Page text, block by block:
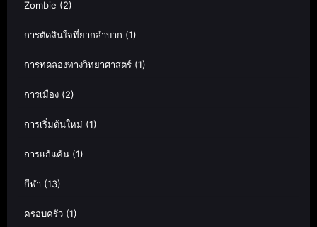
Zombie (2)
การตัดสินใจที่ยากลำบาก (1)
การทดลองทางวิทยาศาสตร์ (1)
การเมือง (2)
การเริ่มต้นใหม่ (1)
การแก้แค้น (1)
กีฬา (13)
ครอบครัว (1)